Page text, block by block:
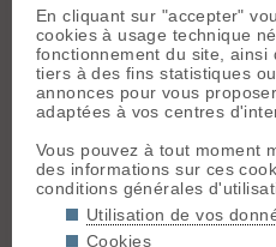
J
Jb de Miscault[184posts]
Avec un peu de retard voilà
vidéo est lourde, si besoin j'en
résolution!
la vidéo
au fait merci encore à Cisou
tracer notre parcours, et à Nat
désentrelacement... 🙂
En cliquant sur "accepter"
cookies à usage technique
fonctionnement du site, ainsi
tiers à des fins statistiques
annonces pour vous
adaptées à vos centres
Vous pouvez à tout moment
des informations sur ces
conditions générales
Utilisation de vos
Cookies